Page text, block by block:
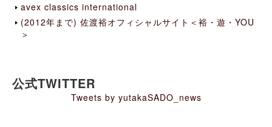
avex classics international
(2012年まで) 佐渡裕オフィシャルサイト＜裕・遊・YOU
＞
公式TWITTER
Tweets by yutakaSADO_news